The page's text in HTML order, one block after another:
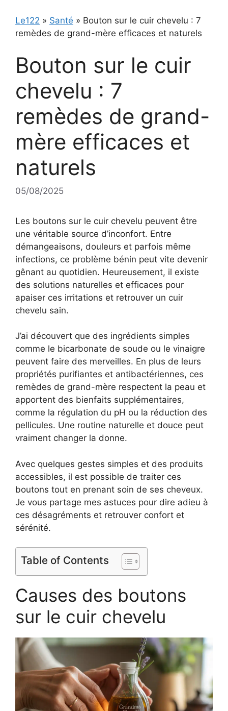
Le122 » Santé » Bouton sur le cuir chevelu : 7
remèdes de grand-mère efficaces et naturels
Bouton sur le cuir
chevelu : 7
remèdes de grand-
mère efficaces et
naturels
05/08/2025
Les boutons sur le cuir chevelu peuvent être
une véritable source d’inconfort. Entre
démangeaisons, douleurs et parfois même
infections, ce problème bénin peut vite devenir
gênant au quotidien. Heureusement, il existe
des solutions naturelles et efficaces pour
apaiser ces irritations et retrouver un cuir
chevelu sain.
J’ai découvert que des ingrédients simples
comme le bicarbonate de soude ou le vinaigre
peuvent faire des merveilles. En plus de leurs
propriétés purifiantes et antibactériennes, ces
remèdes de grand-mère respectent la peau et
apportent des bienfaits supplémentaires,
comme la régulation du pH ou la réduction des
pellicules. Une routine naturelle et douce peut
vraiment changer la donne.
Avec quelques gestes simples et des produits
accessibles, il est possible de traiter ces
boutons tout en prenant soin de ses cheveux.
Je vous partage mes astuces pour dire adieu à
ces désagréments et retrouver confort et
sérénité.
Table of Contents
Causes des boutons
sur le cuir chevelu